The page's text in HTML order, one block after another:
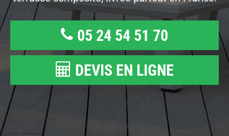
05 24 54 51 70
DEVIS EN LIGNE